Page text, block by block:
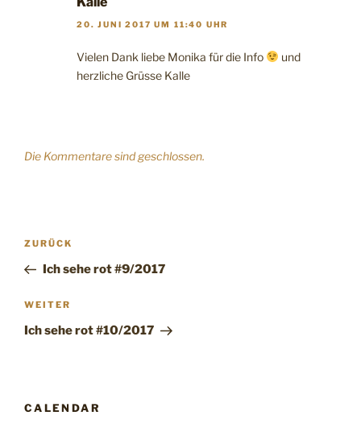
20. JUNI 2017 UM 11:40 UHR
Vielen Dank liebe Monika für die Info
und
herzliche Grüsse Kalle
Die Kommentare sind geschlossen.
Beitragsnavigation
Vorheriger
Beitrag
ZURÜCK
Ich sehe rot #9/2017
Nächster
Beitrag
WEITER
Ich sehe rot #10/2017
CALENDAR